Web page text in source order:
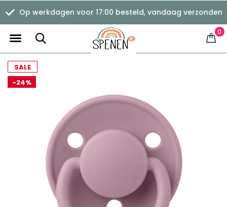
0
Op werkdagen voor 17:00 besteld, vandaag verzonden
SALE
-24%